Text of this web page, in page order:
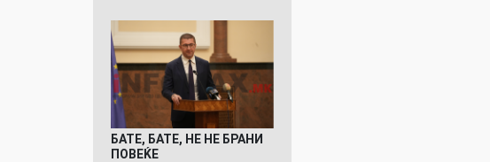
БАТЕ, БАТЕ, НЕ НЕ БРАНИ
ПОВЕЌЕ